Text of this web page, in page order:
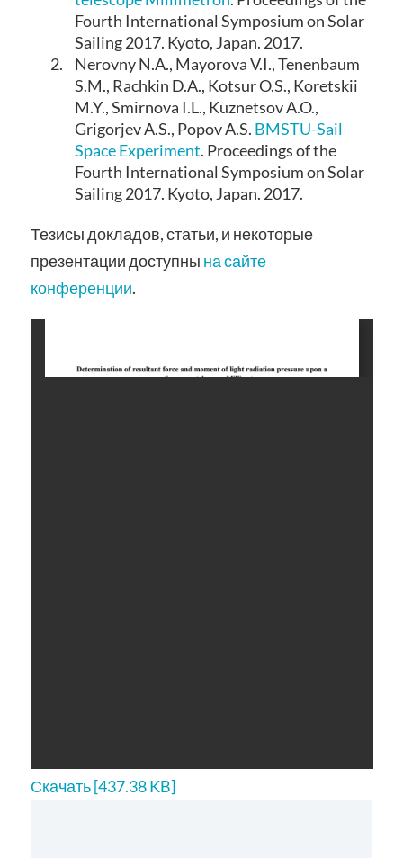
Fourth International Symposium on Solar
Sailing 2017. Kyoto, Japan. 2017.
2.
Nerovny N.A., Mayorova V.I., Tenenbaum
S.M., Rachkin D.A., Kotsur O.S., Koretskii
M.Y., Smirnova I.L., Kuznetsov A.O.,
Grigorjev A.S., Popov A.S. BMSTU-Sail
Space Experiment. Proceedings of the
Fourth International Symposium on Solar
Sailing 2017. Kyoto, Japan. 2017.
Тезисы докладов, статьи, и некоторые
презентации доступны на сайте
конференции.
Скачать [437.38 KB]